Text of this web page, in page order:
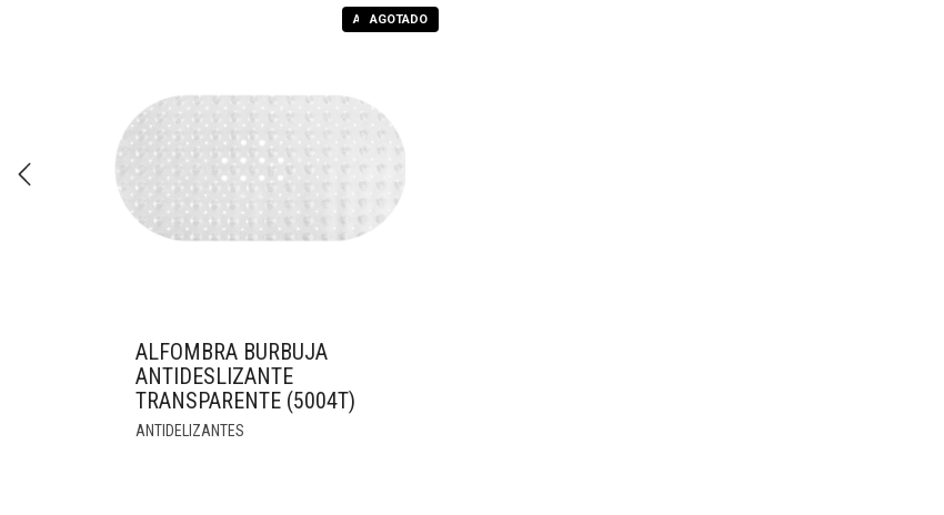
AGOTADO
AGOTADO
ALFOMBRA BURBUJA
ANTIDESLIZANTE
TRANSPARENTE (5004T)
ANTIDELIZANTES